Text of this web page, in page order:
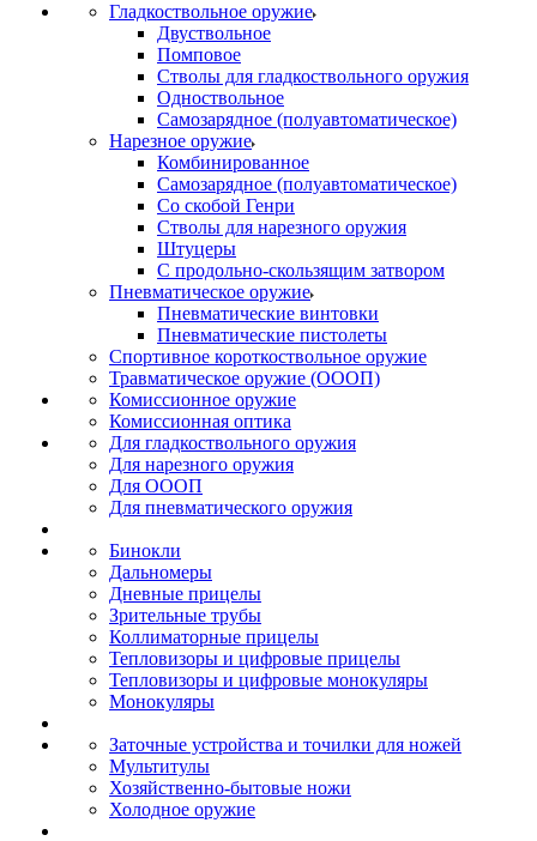
Гладкоствольное оружие
Двуствольное
Помповое
Стволы для гладкоствольного оружия
Одноствольное
Самозарядное (полуавтоматическое)
Нарезное оружие
Комбинированное
Самозарядное (полуавтоматическое)
Со скобой Генри
Стволы для нарезного оружия
Штуцеры
С продольно-скользящим затвором
Пневматическое оружие
Пневматические винтовки
Пневматические пистолеты
Спортивное короткоствольное оружие
Травматическое оружие (ОООП)
Комиссионное оружие
Комиссионная оптика
Для гладкоствольного оружия
Для нарезного оружия
Для ОООП
Для пневматического оружия
Бинокли
Дальномеры
Дневные прицелы
Зрительные трубы
Коллиматорные прицелы
Тепловизоры и цифровые прицелы
Тепловизоры и цифровые монокуляры
Монокуляры
Заточные устройства и точилки для ножей
Мультитулы
Хозяйственно-бытовые ножи
Холодное оружие